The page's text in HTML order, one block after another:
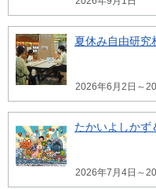
夏休み自由研究
2026年6月2日～
たかいよしかず
2026年7月4日～